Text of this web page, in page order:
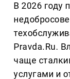
В 2026 году
Pravda.Ru.
чаще
услугами и